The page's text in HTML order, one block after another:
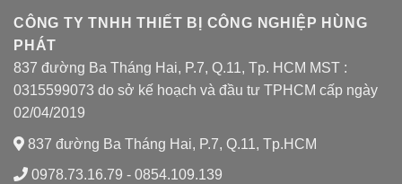
CÔNG TY TNHH THIẾT BỊ CÔNG NGHIỆP HÙNG
PHÁT
837 đường Ba Tháng Hai, P.7, Q.11, Tp. HCM MST :
0315599073 do sở kế hoạch và đầu tư TPHCM cấp ngày
02/04/2019
837 đường Ba Tháng Hai, P.7, Q.11, Tp.HCM
0978.73.16.79 - 0854.109.139